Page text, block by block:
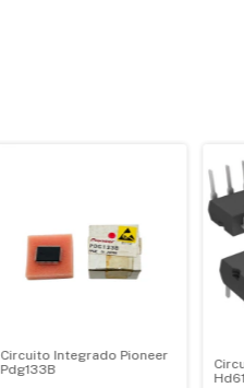
Circuito Integrado Pioneer
Pdg133B